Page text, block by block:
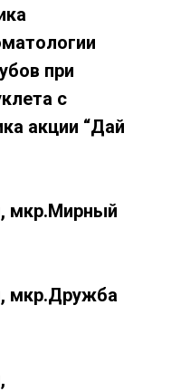
при
с
акции “Дай
мкр.Мирный
мкр.Дружба